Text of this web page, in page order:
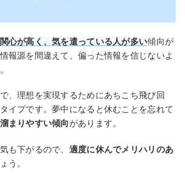
心が高く、気を遣っている人が多い傾向が
報源を間違えて、偏った情報を信じないよ
、理想を実現するためにあちこち飛び回
イプです。夢中になると休むことを忘れて
まりやすい傾向があります。
も下がるので、 適度に休んでメリハリのあ
う。